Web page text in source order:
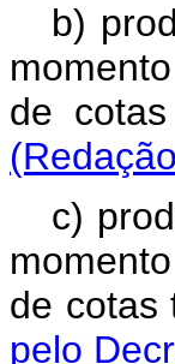
b)
de
c)
de
pelo